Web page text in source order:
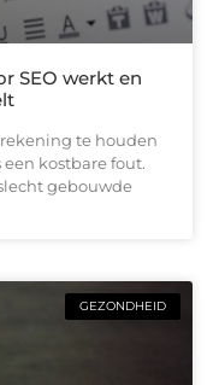
SEO werkt en
te houden
kostbare fout.
gebouwde
GEZONDHEID